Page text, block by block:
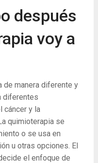
después
voy a
de manera diferente y
diferentes
cáncer y la
quimioterapia se
o se usa en
u otras opciones. El
el enfoque de